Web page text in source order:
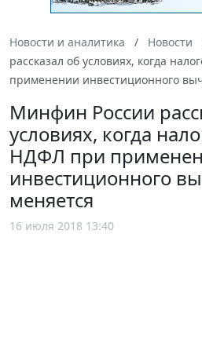
Новости и аналитика Новости
рассказал об условиях, когда
применении инвестиционного
Минфин России
условиях, когда
НДФЛ при
инвестиционного
меняется
16 июля 2018 13:40